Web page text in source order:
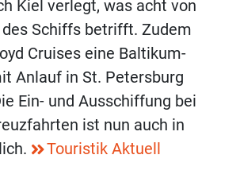
Kiel verlegt, was acht von
Schiffs betrifft. Zudem
Cruises eine Baltikum-
Anlauf in St. Petersburg
Ein- und Ausschiffung bei
ist nun auch in
Touristik Aktuell